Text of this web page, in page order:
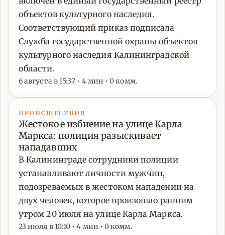
объектов культурного наследия.
Соответствующий приказ подписала
Служба государственной охраны объектов
культурного наследия Калининградской
области.
6 августа в 15:37 • 4 мин • 0 комм.
ПРОИСШЕСТВИЯ
Жестокое избиение на улице Карла
Маркса: полиция разыскивает
нападавших
В Калининграде сотрудники полиции
устанавливают личности мужчин,
подозреваемых в жестоком нападении на
двух человек, которое произошло ранним
утром 20 июля на улице Карла Маркса.
23 июля в 10:10 • 4 мин • 0 комм.